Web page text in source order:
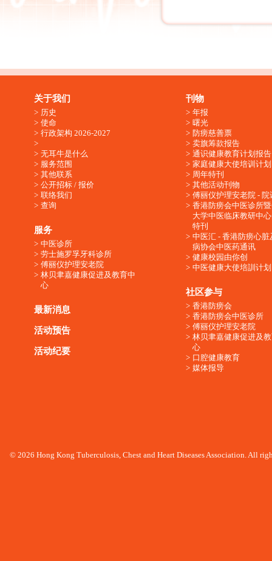
关于我们
历史
使命
行政架构 2026-2027
无耳牛是什么
服务范围
其他联系
公开招标 / 报价
联络我们
查询
服务
中医诊所
劳士施罗孚牙科诊所
傅丽仪护理安老院
林贝聿嘉健康促进及教育中
心
最新消息
活动预告
活动纪要
刊物
年报
曙光
防痨慈善票
卖旗筹款报告
通识健康教育计划报告
家庭健康大使培训计划
周年特刊
其他活动刊物
傅丽仪护理安老院 - 院
香港防痨会中医诊所
大学中医临床教研中
特刊
中医汇 - 香港防痨心脏
病协会中医药通讯
健康校园由你创
中医健康大使培訓计划
社区参与
香港防痨会
香港防痨会中医诊所
傅丽仪护理安老院
林贝聿嘉健康促进及
心
口腔健康教育
媒体报导
© 2026 Hong Kong Tuberculosis, Chest and Heart Diseases Association. All